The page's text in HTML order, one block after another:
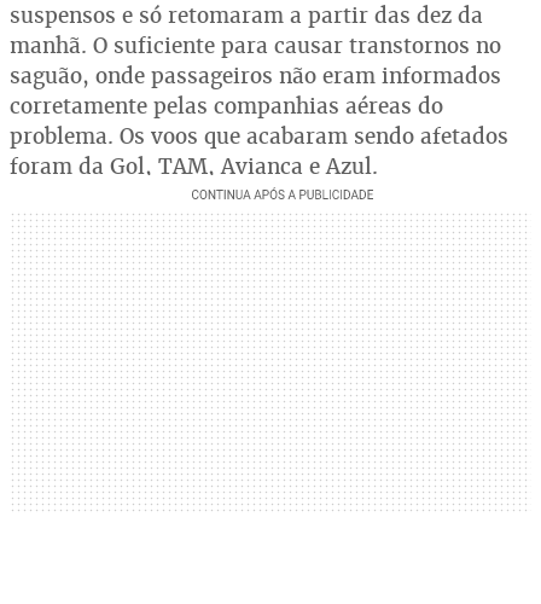
suspensos e só retomaram a partir das dez da
manhã. O suficiente para causar transtornos no
saguão, onde passageiros não eram informados
corretamente pelas companhias aéreas do
problema. Os voos que acabaram sendo afetados
foram da Gol, TAM, Avianca e Azul.